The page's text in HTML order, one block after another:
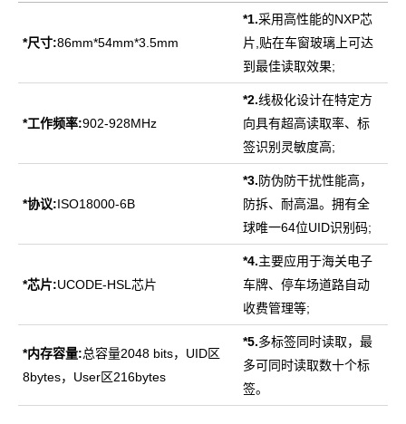
*尺寸:86mm*54mm*3.5mm
*1.采用高性能的NXP芯
片,贴在车窗玻璃上可达
到最佳读取效果;
*工作频率:902-928MHz
*2.线极化设计在特定方
向具有超高读取率、标
签识别灵敏度高;
*协议:ISO18000-6B
*3.防伪防干扰性能高，
防拆、耐高温。拥有全
球唯一64位UID识别码;
*芯片:UCODE-HSL芯片
*4.主要应用于海关电子
车牌、停车场道路自动
收费管理等;
*内存容量:总容量2048 bits，UID区
8bytes，User区216bytes
*5.多标签同时读取，最
多可同时读取数十个标
签。